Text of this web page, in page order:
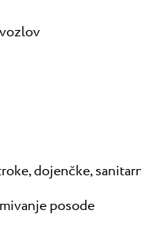
dojenčke,
posode